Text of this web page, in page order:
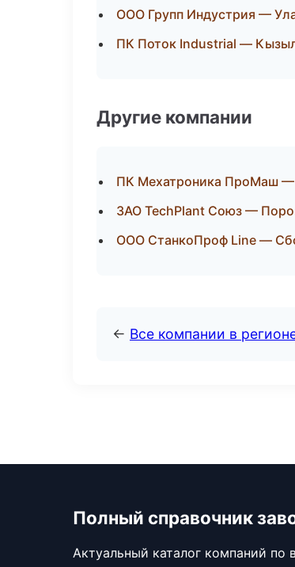
ООО Групп Индустрия —
ПК Поток Industrial —
Другие компании
ПК Мехатроника ПроМаш —
ЗАО TechPlant Союз —
ООО СтанкоПроф Line —
← Все компании в
Полный справочник
Актуальный каталог компаний по